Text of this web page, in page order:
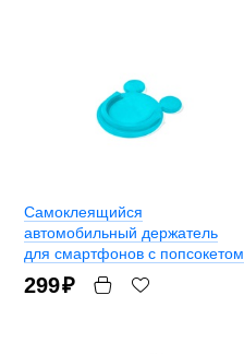
Самоклеящийся
автомобильный держатель
для смартфонов с попсокетом
299₽